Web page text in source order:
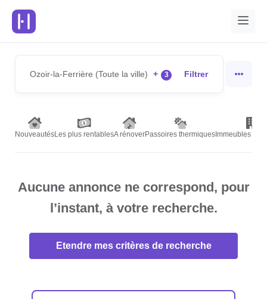
Ozoir-la-Ferrière (Toute la ville) + 3 Filtrer
NouveautésLes plus rentablesA rénoverPassoires thermiques Immeubles de
Aucune annonce ne correspond, pour
l’instant, à votre recherche.
Etendre mes critères de recherche